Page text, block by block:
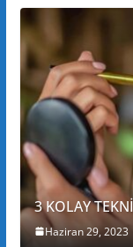
3 KOLAY
Haziran 29, 2023